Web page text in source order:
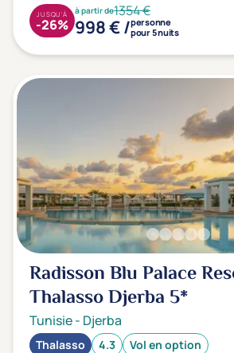
à partir de1354 €
998 € /personne
pour 5 nuits
JUSQU'À
-26%
Radisson Blu Palace
Thalasso Djerba 5*
Tunisie- Djerba
Thalasso 4.3 Vol en option